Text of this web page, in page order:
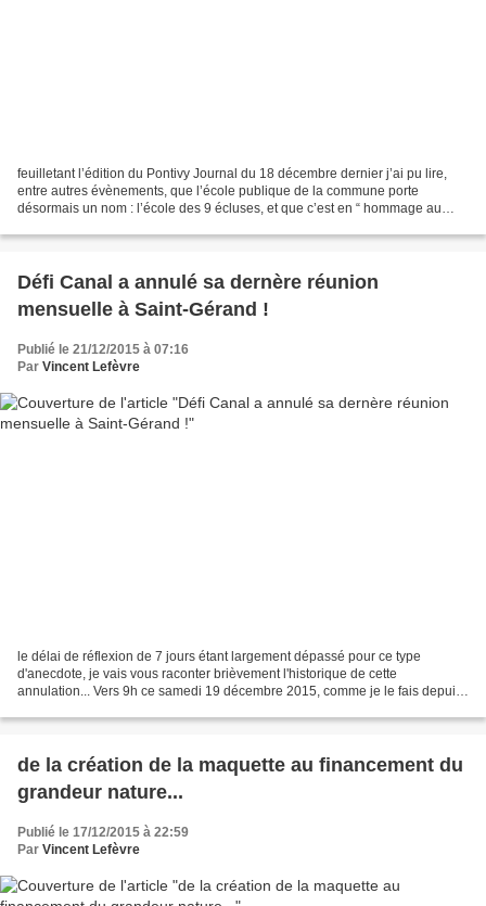
feuilletant l’édition du Pontivy Journal du 18 décembre dernier j’ai pu lire,
entre autres évènements, que l’école publique de la commune porte
désormais un nom : l’école des 9 écluses, et que c’est en “ hommage au
Défi Canal a annulé sa dernère réunion
mensuelle à Saint-Gérand !
Publié le 21/12/2015 à 07:16
Par Vincent Lefèvre
le délai de réflexion de 7 jours étant largement dépassé pour ce type
d'anecdote, je vais vous raconter brièvement l'historique de cette
annulation... Vers 9h ce samedi 19 décembre 2015, comme je le fais depuis
de la création de la maquette au financement du
grandeur nature...
Publié le 17/12/2015 à 22:59
Par Vincent Lefèvre